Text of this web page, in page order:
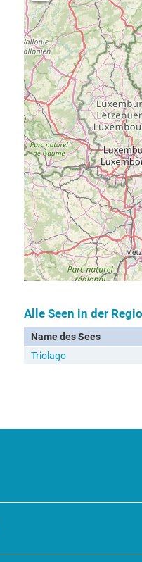
Alle Seen in der
Name des Sees
Triolago